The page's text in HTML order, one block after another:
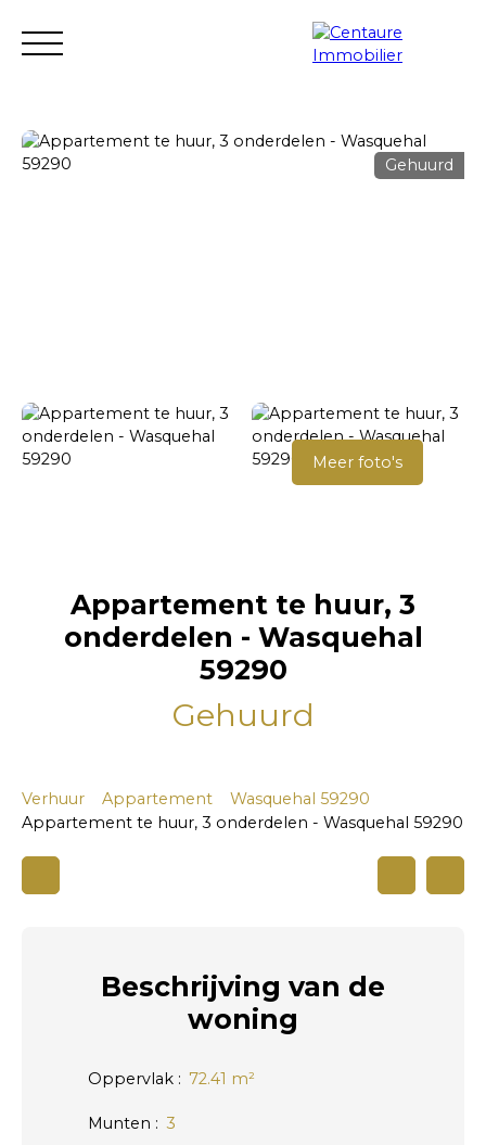
Gehuurd
Meer foto's
Appartement te huur, 3
onderdelen - Wasquehal
59290
Gehuurd
Verhuur Appartement
Wasquehal 59290
Appartement te huur, 3 onderdelen - Wasquehal 59290
Beschrijving van de
woning
Oppervlak : 72.41 m²
Munten : 3